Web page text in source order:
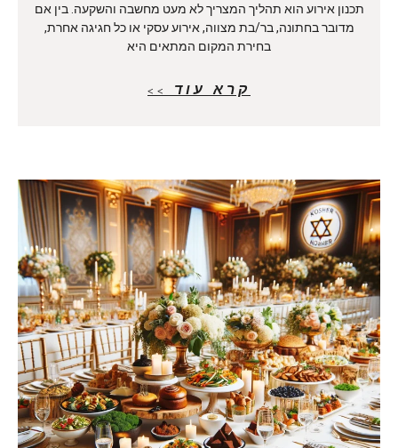
תכנון אירוע הוא תהליך המצריך לא מעט מחשבה והשקעה. בין אם
מדובר בחתונה, בר/בת מצווה, אירוע עסקי או כל חגיגה אחרת,
בחירת המקום המתאים היא
קרא עוד >>